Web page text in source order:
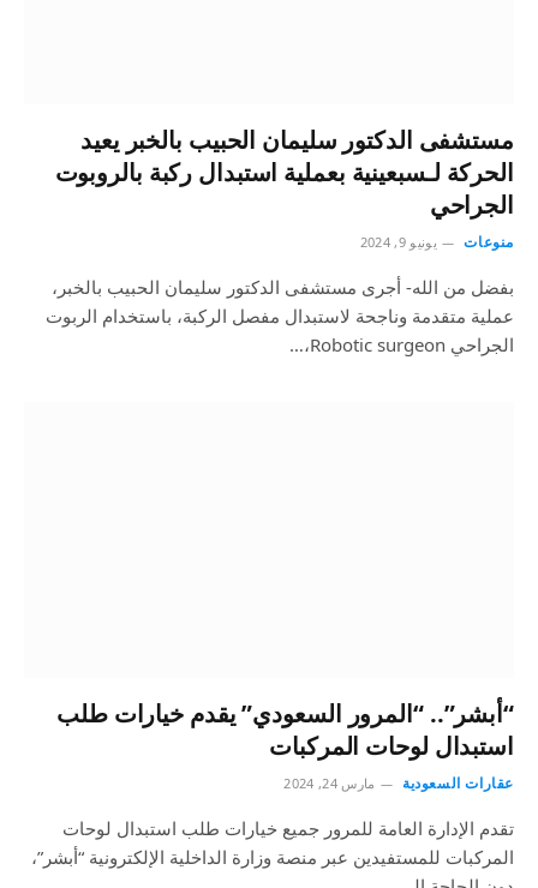
مستشفى الدكتور سليمان الحبيب بالخبر يعيد
الحركة لـسبعينية بعملية استبدال ركبة بالروبوت
الجراحي
منوعات يونيو 9, 2024
بفضل من الله- أجرى مستشفى الدكتور سليمان الحبيب بالخبر،
عملية متقدمة وناجحة لاستبدال مفصل الركبة، باستخدام الربوت
الجراحي Robotic surgeon،…
“أبشر”.. “المرور السعودي” يقدم خيارات طلب
استبدال لوحات المركبات
عقارات السعودية مارس 24, 2024
تقدم الإدارة العامة للمرور جميع خيارات طلب استبدال لوحات
المركبات للمستفيدين عبر منصة وزارة الداخلية الإلكترونية “أبشر”،